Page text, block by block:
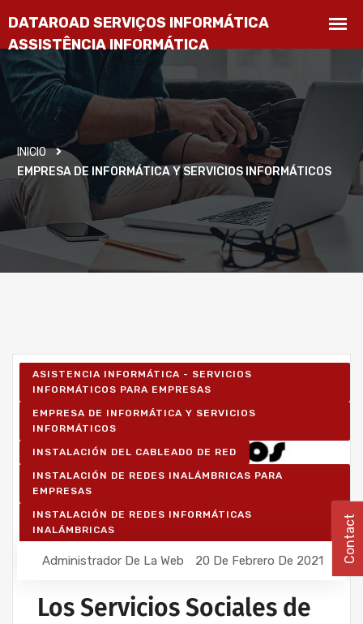
INICIO
EMPRESA DE INFORMÁTICA Y SERVICIOS INFORMÁTICOS
ASISTENCIA INFORMÁTICA - SERVICIOS
INFORMÁTICOS PARA EMPRESAS
EMPRESA DE INFORMÁTICA Y SERVICIOS
INFORMÁTICOS
INSTALACIÓN DEL CABLEADO DE RED
INSTALACIÓN DE REDES INALÁMBRICAS PARA
EMPRESAS
INSTALACIÓN DE REDES INFORMÁTICAS
INALÁMBRICAS
Administrador De La Web 20 De Febrero De 2021
Los Servicios Sociales de
Contact